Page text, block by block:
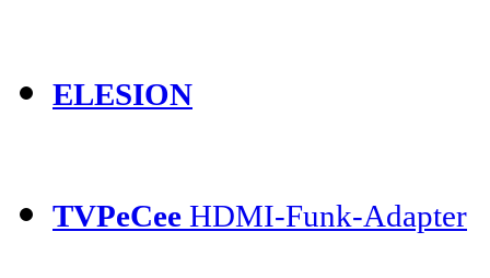
ELESION
TVPeCee HDMI-Funk-Adapter